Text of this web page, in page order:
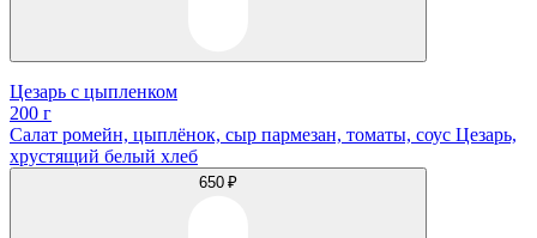
Цезарь с цыпленком
200 г
Салат ромейн, цыплёнок, сыр пармезан, томаты, соус Цезарь,
хрустящий белый хлеб
650 ₽